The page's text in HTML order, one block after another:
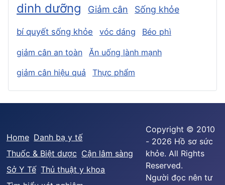
dinh dưỡng Giảm cân Sống khỏe
bí quyết sống khỏe vóc dáng Béo phì
giảm cân an toàn
Ăn uống lành mạnh
giảm cân hiệu quả
Thực phẩm
Home Danh bạ y tế
Thuốc & Biệt dược Cận lâm sàng
Sở Y Tế Thủ thuật y khoa
Copyright © 2010
- 2026 Hồ sơ sức
khỏe. All Rights
Reserved.
Người đọc nên tư